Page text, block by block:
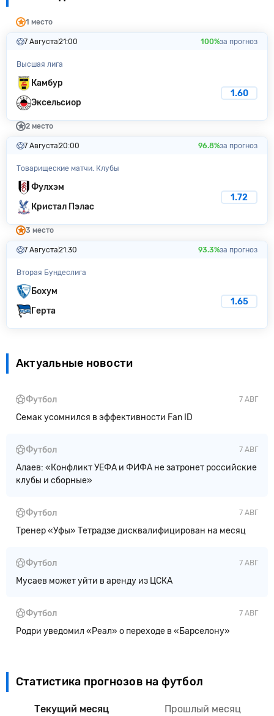
1 место
7 Августа21:00 100%за прогноз
Высшая лига
Камбур
Эксельсиор
1.60
2 место
7 Августа20:00 96.8%за прогноз
Товарищеские матчи. Клубы
Фулхэм
Кристал Пэлас
1.72
3 место
7 Августа21:30 93.3%за прогноз
Вторая Бундеслига
Бохум
Герта
1.65
Актуальные новости
7 АВГ
Футбол
Семак усомнился в эффективности Fan ID
7 АВГ
Футбол
Алаев: «Конфликт УЕФА и ФИФА не затронет российские
клубы и сборные»
7 АВГ
Футбол
Тренер «Уфы» Тетрадзе дисквалифицирован на месяц
7 АВГ
Футбол
Мусаев может уйти в аренду из ЦСКА
7 АВГ
Футбол
Родри уведомил «Реал» о переходе в «Барселону»
Статистика прогнозов на футбол
Текущий месяц Прошлый месяц